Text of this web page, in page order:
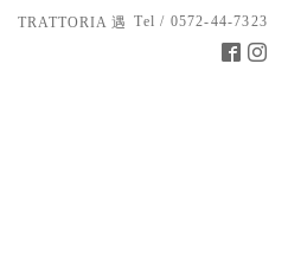
TRATTORIA 遇 Tel / 0572-44-7323